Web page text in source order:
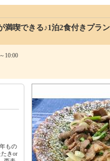
満喫できる♪1泊2食付きプラ
～10:00
もの
きor